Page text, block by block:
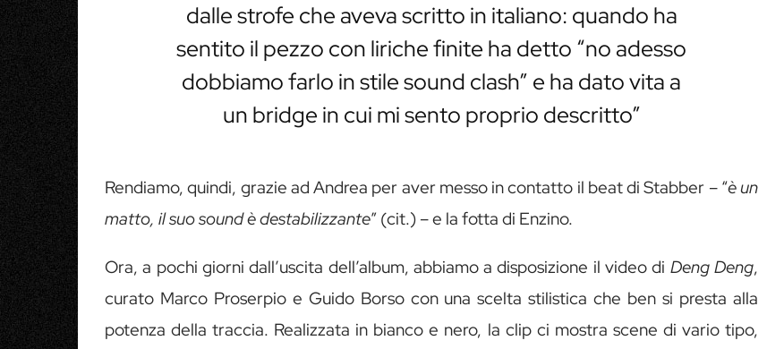
dalle strofe che aveva scritto in italiano: quando ha
sentito il pezzo con liriche finite ha detto “no adesso
dobbiamo farlo in stile sound clash” e ha dato vita a
un bridge in cui mi sento proprio descritto”
Rendiamo, quindi, grazie ad Andrea per aver messo in contatto il beat di Stabber – “è un
matto, il suo sound è destabilizzante” (cit.) – e la fotta di Enzino.
Ora, a pochi giorni dall’uscita dell’album, abbiamo a disposizione il video di Deng Deng,
curato Marco Proserpio e Guido Borso con una scelta stilistica che ben si presta alla
potenza della traccia. Realizzata in bianco e nero, la clip ci mostra scene di vario tipo,